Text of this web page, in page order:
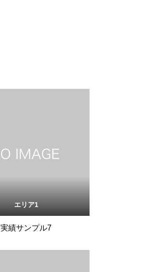
エリア1
実績サンプル7